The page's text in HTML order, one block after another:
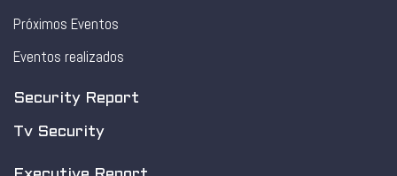
Próximos Eventos
Eventos realizados
Security Report
Tv Security